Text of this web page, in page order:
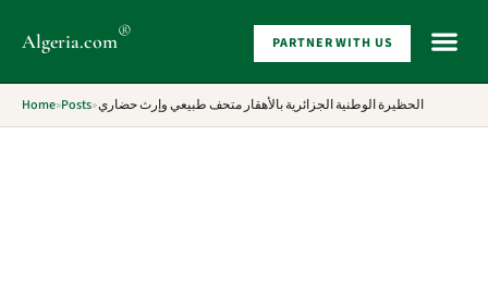
Algeria.com® PARTNER WITH US
Home»Posts»الحظيرة الوطنية الجزائرية بالأهقار متحف طبيعي وإرث حضاري